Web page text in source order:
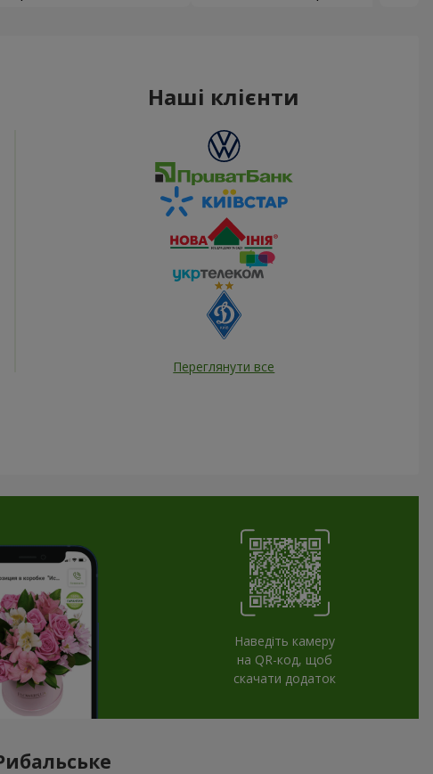
Наші клієнти
Переглянути все
Наведіть камеру
на QR-код, щоб
скачати додаток